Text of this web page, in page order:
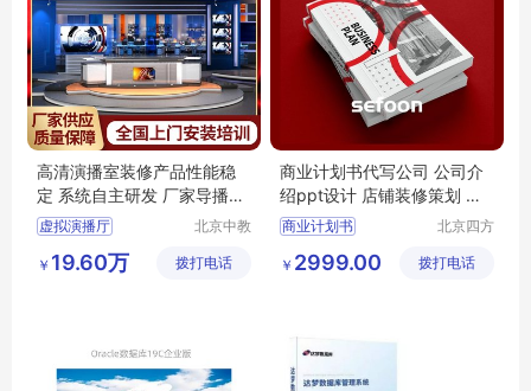
高清演播室装修产品性能稳
定 系统自主研发 厂家导播设
备
虚拟演播厅
虚拟演播室软件
北京中教
有限公司
￥ 19.60万 拨打电话
商业计划书代写公司 公司介
绍ppt设计 店铺装修策划 招
商手册画册
商业计划书
项目计划书 ppt
北京四方
发展有限
￥ 2999.00 拨打电话